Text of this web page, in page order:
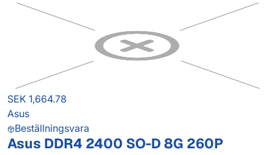
SEK 1,664.78
Asus
Beställningsvara
Asus DDR4 2400 SO-D 8G 260P